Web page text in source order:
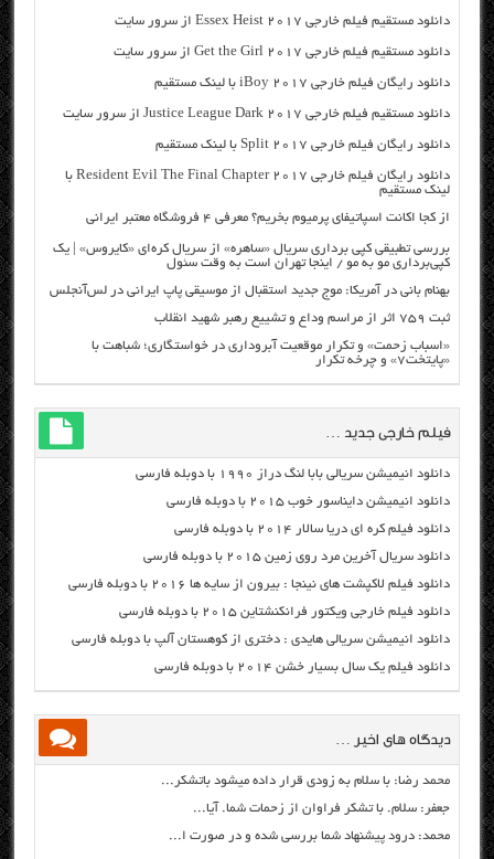
دانلود مستقیم فیلم خارجی Essex Heist 2017 از سرور سایت
دانلود مستقیم فیلم خارجی Get the Girl 2017 از سرور سایت
دانلود رایگان فیلم خارجی iBoy 2017 با لینک مستقیم
دانلود مستقیم فیلم خارجی Justice League Dark 2017 از سرور سایت
دانلود رایگان فیلم خارجی Split 2017 با لینک مستقیم
دانلود رایگان فیلم خارجی Resident Evil The Final Chapter 2017 با
لینک مستقیم
از کجا اکانت اسپاتیفای پرمیوم بخریم؟ معرفی ۴ فروشگاه معتبر ایرانی
بررسی تطبیقی کپی برداری سریال «ساهره» از سریال کره‌ای «کایروس» | یک
کپی‌برداری مو به مو / اینجا تهران است به وقت سئول
بهنام بانی در آمریکا: موج جدید استقبال از موسیقی پاپ ایرانی در لس‌آنجلس
ثبت ۷۵۹ اثر از مراسم وداع و تشییع رهبر شهید انقلاب
«اسباب زحمت» و تکرار موقعیت آبروداری در خواستگاری؛ شباهت با
«پایتخت۷» و چرخه تکرار
فیلم خارجی جدید …
دانلود انیمیشن سریالی بابا لنگ دراز ۱۹۹۰ با دوبله فارسی
دانلود انیمیشن دایناسور خوب ۲۰۱۵ با دوبله فارسی
دانلود فیلم کره ای دریا سالار ۲۰۱۴ با دوبله فارسی
دانلود سریال آخرین مرد روی زمین ۲۰۱۵ با دوبله فارسی
دانلود فیلم لاکپشت های نینجا : بیرون از سایه ها ۲۰۱۶ با دوبله فارسی
دانلود فیلم خارجی ویکتور فرانکنشتاین ۲۰۱۵ با دوبله فارسی
دانلود انیمیشن سریالی هایدی : دختری از کوهستان آلپ با دوبله فارسی
دانلود فیلم یک سال بسیار خشن ۲۰۱۴ با دوبله فارسی
دیدگاه های اخیر …
محمد رضا: با سلام به زودی قرار داده میشود باتشکر...
جعفر: سلام. با تشکر فراوان از زحمات شما. آیا...
محمد: درود پیشنهاد شما بررسی شده و در صورت ا...